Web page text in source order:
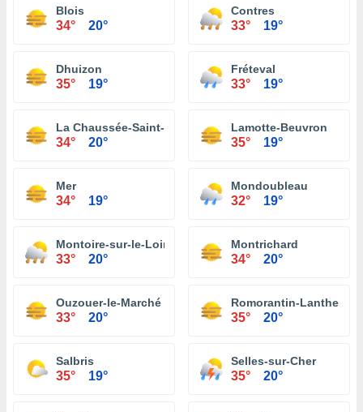
Blois
34° 20°
Contres
33° 19°
Dhuizon
35° 19°
Fréteval
33° 19°
La Chaussée-Saint-Victor
34° 20°
Lamotte-Beuvron
35° 19°
Mer
34° 19°
Mondoubleau
32° 19°
Montoire-sur-le-Loir
33° 20°
Montrichard
34° 20°
Ouzouer-le-Marché
33° 20°
Romorantin-Lanthenay
35° 20°
Salbris
35° 19°
Selles-sur-Cher
35° 20°